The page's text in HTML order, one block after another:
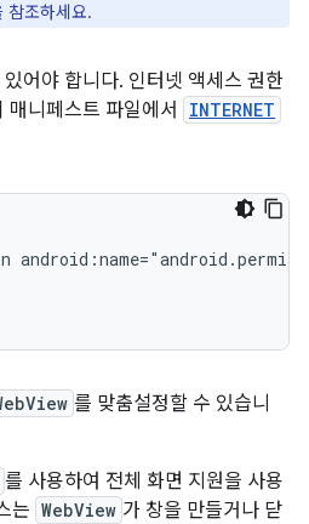
참조하세요.
어야 합니다. 인터넷 액세스 권한
매니페스트 파일에서
INTERNET
를 맞춤설정할 수 있습니
를 사용하여 전체 화면 지원을 사용
는 WebView 가 창을 만들거나 닫